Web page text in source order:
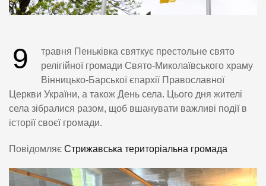
9
травня Пеньківка святкує престольне свято
релігійної громади Свято-Миколаївського храму
Вінницько-Барської єпархії Православної
Церкви України, а також День села. Цього дня жителі
села зібралися разом, щоб вшанувати важливі події в
історії своєї громади.
Повідомляє Стрижавська територіальна громада